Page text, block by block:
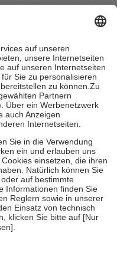
in Höhe von zehn
mehr als die tatsächlichen
für Online-Apotheken.
beträgt die
zehn Euro je
ihre eigene Gesundheit zu
Familie zu unterstützen,
18. Lebensjahr
die von der
um echte Bewertungen